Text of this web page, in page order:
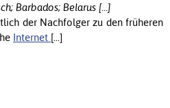
Barbados; Belarus [...]
der Nachfolger zu den früheren
Internet [...]